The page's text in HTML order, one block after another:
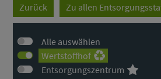
Zurück Zu allen
Alle auswählen
Wertstoffhof
Entsorgungszentrum